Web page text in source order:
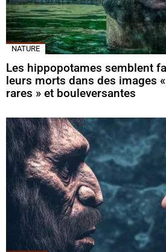
NATURE
Les hippopotames semblent
leurs morts dans des images
rares » et bouleversantes